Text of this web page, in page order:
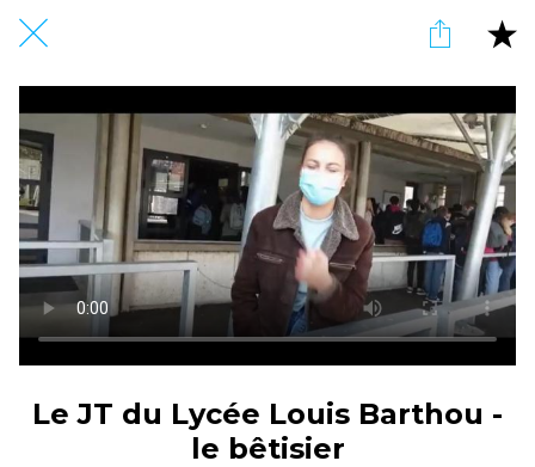
Le JT du Lycée Louis Barthou -
le bêtisier